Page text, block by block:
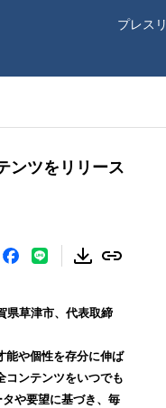
プレス
ンツをリリース
県草津市、代表取締
能や個性を存分に伸ば
コンテンツをいつでも
や要望に基づき、毎